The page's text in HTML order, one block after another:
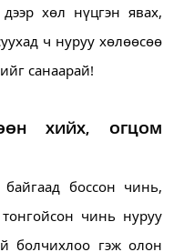
хөл нүцгэн явах,
ч нуруу хөлөөсөө
санаарай!
ХИЙХ, ОГЦОМ
боссон чинь,
чинь нуруу
болчихлоо гэж олон